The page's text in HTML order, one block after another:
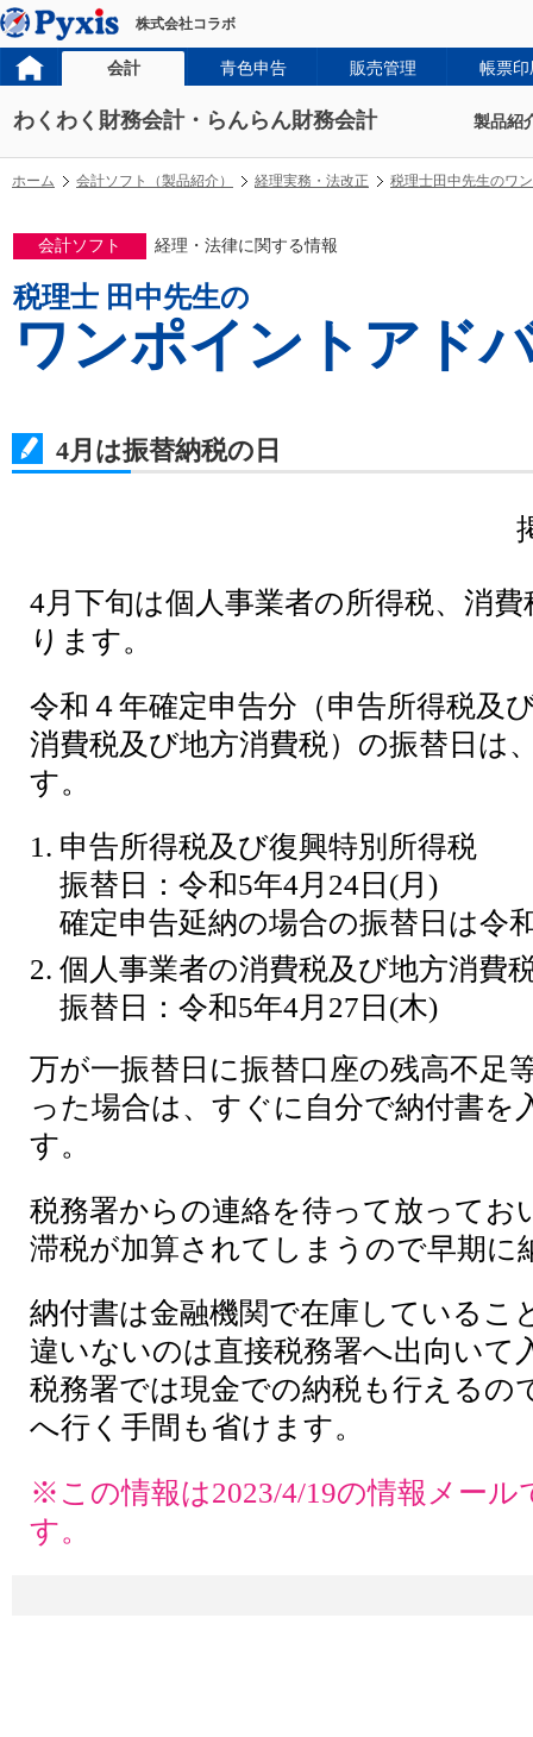
株式会社コラボ
会計 青色申告 販売管理 帳票印
わくわく財務会計・らんらん財務会計 製品紹
ホーム 会計ソフト（製品紹介） 経理実務・法改正 税理士田中先生のワ
会計ソフト 経理・法律に関する情報
税理士 田中先生の
ワンポイントアド
4月は振替納税の日
4月下旬は個人事業者の所得税、消
ります。
令和４年確定申告分（申告所得税及
消費税及び地方消費税）の振替日は
す。
申告所得税及び復興特別所得税
振替日：令和5年4月24日(月)
確定申告延納の場合の振替日は令
個人事業者の消費税及び地方消費
振替日：令和5年4月27日(木)
万が一振替日に振替口座の残高不足
った場合は、すぐに自分で納付書を
す。
税務署からの連絡を待って放ってお
滞税が加算されてしまうので早期に
納付書は金融機関で在庫しているこ
違いないのは直接税務署へ出向いて
税務署では現金での納税も行えるの
へ行く手間も省けます。
※この情報は2023/4/19の情報メール
す。